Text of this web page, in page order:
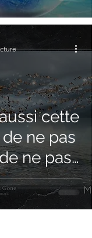
cette
ne pas
ne pas